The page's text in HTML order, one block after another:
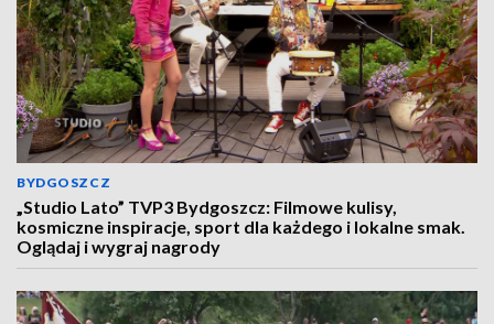
BYDGOSZCZ
„Studio Lato” TVP3 Bydgoszcz: Filmowe kulisy,
kosmiczne inspiracje, sport dla każdego i lokalne smak.
Oglądaj i wygraj nagrody